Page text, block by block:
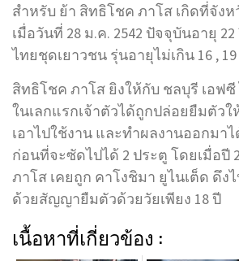
สำหรับ ย้า สิทธิโชค ภาโส เกิดที่จัง
เมื่อวันที่ 28 ม.ค. 2542 ปัจจุบันอายุ
ไทยชุดเยาวชน รุ่นอายุไม่เกิน 16 ,
สิทธิโชค ภาโส ยิงให้กับ ชลบุรี เอฟซี
ในเลกแรกเจ้าตัวได้ถูกปล่อยยืมตัว
เอาไปใช้งาน และทำผลงานออกมา
ก่อนที่จะซัดไปได้ 2 ประตู โดยเมื่อปี
ภาโส เคยถูก คาโงชิมา ยูไนเต็ด ดึง
ด้วยสัญญายืมตัวด้วยวัยเพียง 18 ปี
เนื้อหาที่เกี่ยวข้อง :